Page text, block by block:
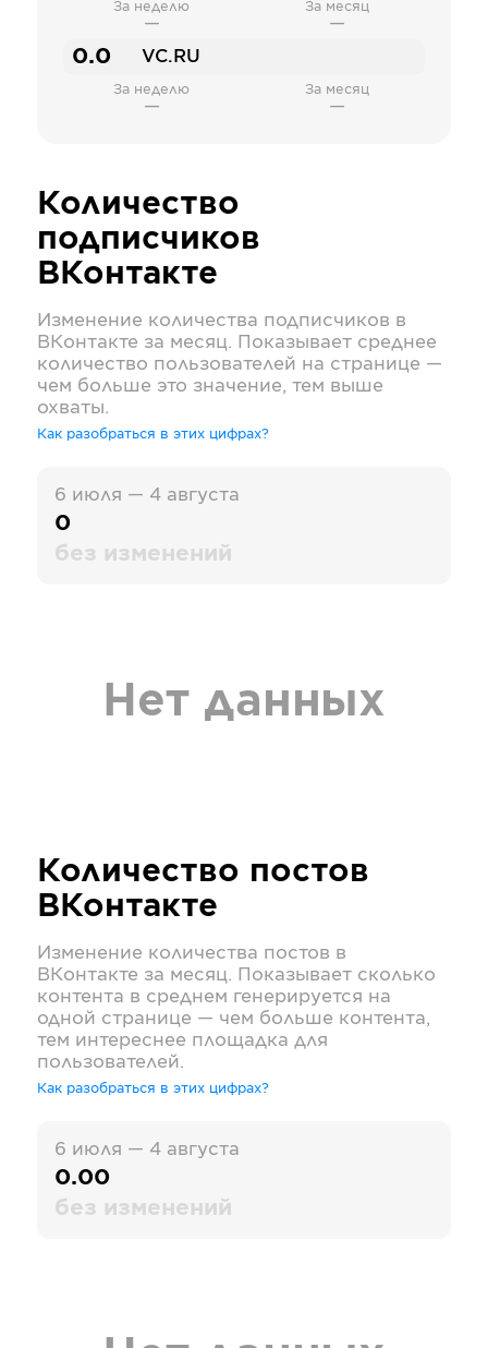
За неделю
—
За месяц
—
0.0 VC.RU
За неделю
—
За месяц
—
Количество
подписчиков
ВКонтакте
Изменение количества подписчиков в
ВКонтакте за месяц. Показывает среднее
количество пользователей на странице —
чем больше это значение, тем выше
охваты.
Как разобраться в этих цифрах?
6 июля — 4 августа
0
без изменений
Нет данных
Количество постов
ВКонтакте
Изменение количества постов в
ВКонтакте за месяц. Показывает сколько
контента в среднем генерируется на
одной странице — чем больше контента,
тем интереснее площадка для
пользователей.
Как разобраться в этих цифрах?
6 июля — 4 августа
0.00
без изменений